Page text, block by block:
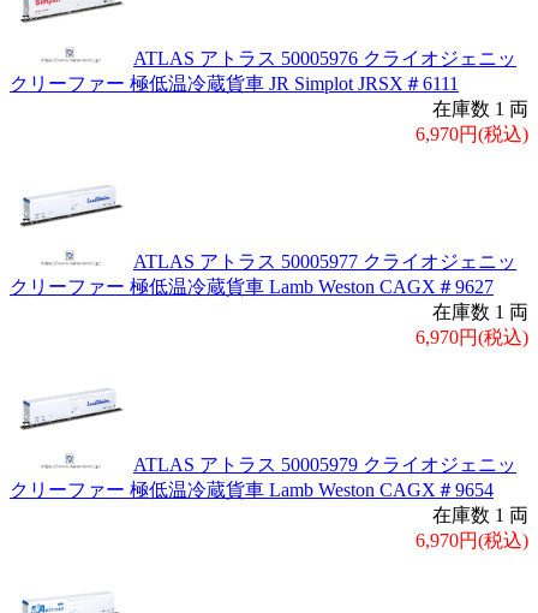
ATLAS アトラス 50005976 クライオジェニッ
クリーファー 極低温冷蔵貨車 JR Simplot JRSX＃6111
在庫数 1 両
6,970円(税込)
ATLAS アトラス 50005977 クライオジェニッ
クリーファー 極低温冷蔵貨車 Lamb Weston CAGX＃9627
在庫数 1 両
6,970円(税込)
ATLAS アトラス 50005979 クライオジェニッ
クリーファー 極低温冷蔵貨車 Lamb Weston CAGX＃9654
在庫数 1 両
6,970円(税込)